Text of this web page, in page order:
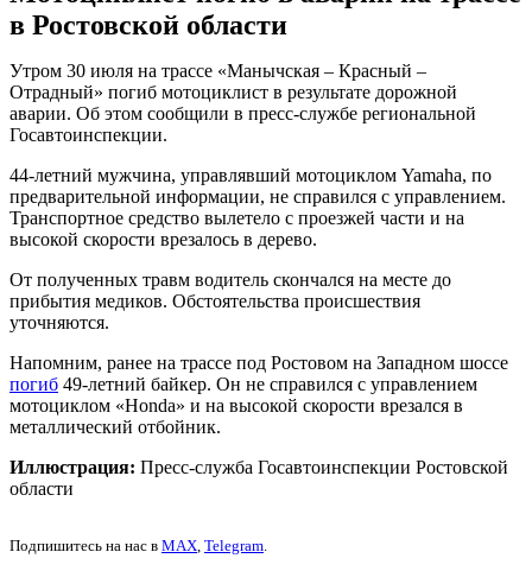
в Ростовской области
Утром 30 июля на трассе «Манычская – Красный –
Отрадный» погиб мотоциклист в результате дорожной
аварии. Об этом сообщили в пресс-службе региональной
Госавтоинспекции.
44-летний мужчина, управлявший мотоциклом Yamaha, по
предварительной информации, не справился с управлением.
Транспортное средство вылетело с проезжей части и на
высокой скорости врезалось в дерево.
От полученных травм водитель скончался на месте до
прибытия медиков. Обстоятельства происшествия
уточняются.
Напомним, ранее на трассе под Ростовом на Западном шоссе
погиб 49-летний байкер. Он не справился с управлением
мотоциклом «Honda» и на высокой скорости врезался в
металлический отбойник.
Иллюстрация: Пресс-служба Госавтоинспекции Ростовской
области
Подпишитесь на нас в MAX, Telegram.